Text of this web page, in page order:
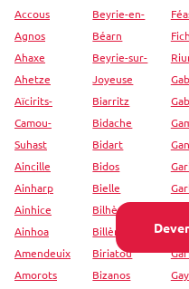
Accous
Agnos
Ahaxe
Ahetze
Aïcirits-
Camou-
Suhast
Aincille
Ainharp
Ainhice
Ainhoa
Amendeuix
Amorots
Beyrie-en-
Béarn
Beyrie-sur-
Joyeuse
Biarritz
Bidache
Bidart
Bidos
Bielle
Bilhères
Billère
Biriatou
Bizanos
Gan